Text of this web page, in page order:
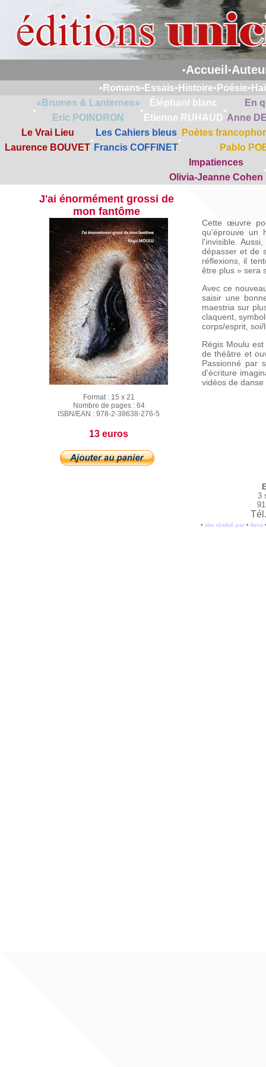
•Accueil •
• Romans• Essais• Histoire• Poésie•
•
«Brumes & Lanternes»
Eric POINDRON
•
Éléphant blanc
Etienne RUHAUD
•
En
Anne
Le Vrai Lieu
Laurence BOUVET
•
Les Cahiers bleus
Francis COFFINET
•
Poètes
Pablo
Impatiences
Olivia-Jeanne Cohen
•
J'ai énormément grossi de
mon fantôme
Format : 15 x 21
Nombre de pages : 64
ISBN/EAN : 978-2-38638-276-5
13 euros
Cette œuvre
qu'éprouve un
l'invisible.
dépasser et de
réflexions, il
être plus » sera
Avec ce
saisir une
maestria sur
claquent,
corps/esprit,
Régis Moulu
de théâtre et
Passionné par
d'écriture
vidéos de
3
• site réalisé par• liens